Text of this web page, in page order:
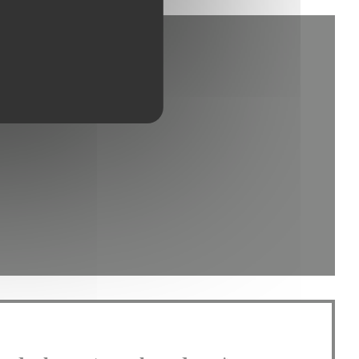
venster))
nieuw venster))